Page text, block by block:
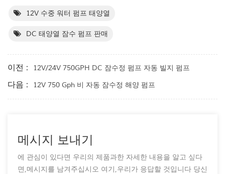
12V 수중 워터 펌프 태양열
DC 태양열 잠수 펌프 판매
이전 : 12V/24V 750GPH DC 잠수정 펌프 자동 빌지 펌프
다음 : 12V 750 Gph 비 자동 잠수정 해양 펌프
메시지 보내기
에 관심이 있다면 우리의 제품과한 자세한 내용을 알고 싶다
면,메시지를 남겨주십시오 여기,우리가 응답할 것입니다 당신